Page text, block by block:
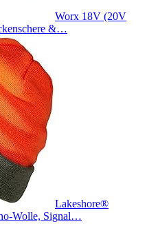
Worx 18V (20V
&…
Lakeshore®
Wolle, Signal…